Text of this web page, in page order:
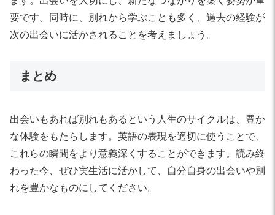
要です。同時に、別れから学ぶことも多く、過去の経験が
次の出会いに活かされることを考えましょう。
まとめ
出会いもあれば別れもあるという人生のサイクルは、豊か
な体験をもたらします。英語の表現を適切に使うことで、
これらの瞬間をより意義深くすることができます。読み終
わった今、ぜひ実生活に活かして、自分自身の出会いや別
れを豊かなものにしてください。